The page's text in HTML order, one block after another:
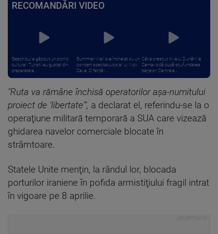
RECOMANDĂRI VIDEO
Saschizul a găzduit un picnic
cultural. Turiștii au gustat din
preparatele ...
Summer Well s-a încheiat cu un
concert spectaculos al lui Nick
Cave. O fetiță i ...
Cât a crescut nivelul Dunării la
Cernavodă după scufundarea
barjelor. Centrala ...
"Ruta va rămâne închisă operatorilor aşa-numitului
proiect de 'libertate'", a declarat el, referindu-se la o
operaţiune militară temporară a SUA care vizează
ghidarea navelor comerciale blocate în
strâmtoare.
Statele Unite menţin, la rândul lor, blocada
porturilor iraniene în pofida armistiţiului fragil intrat
în vigoare pe 8 aprilie.